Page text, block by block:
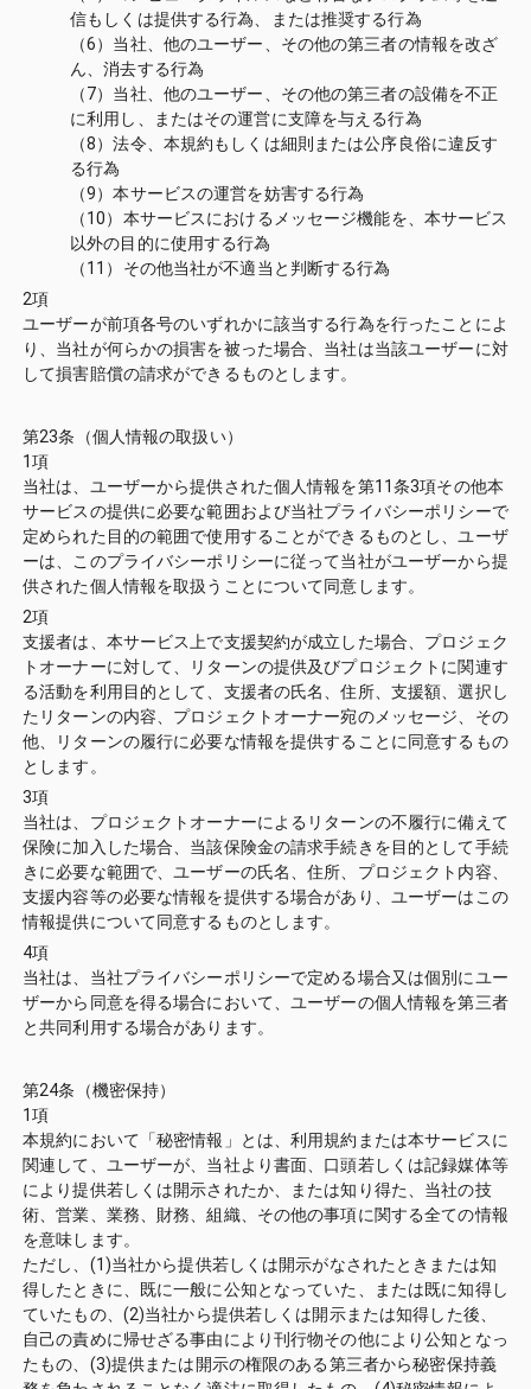
信もしくは提供する行為、または推奨する行為
（6）当社、他のユーザー、その他の第三者の情報を改ざ
ん、消去する行為
（7）当社、他のユーザー、その他の第三者の設備を不正
に利用し、またはその運営に支障を与える行為
（8）法令、本規約もしくは細則または公序良俗に違反す
る行為
（9）本サービスの運営を妨害する行為
（10）本サービスにおけるメッセージ機能を、本サービス
以外の目的に使用する行為
（11）その他当社が不適当と判断する行為
2項
ユーザーが前項各号のいずれかに該当する行為を行ったことによ
り、当社が何らかの損害を被った場合、当社は当該ユーザーに対
して損害賠償の請求ができるものとします。
第23条（個人情報の取扱い）
1項
当社は、ユーザーから提供された個人情報を第11条3項その他本
サービスの提供に必要な範囲および当社プライバシーポリシーで
定められた目的の範囲で使用することができるものとし、ユーザ
ーは、このプライバシーポリシーに従って当社がユーザーから提
供された個人情報を取扱うことについて同意します。
2項
支援者は、本サービス上で支援契約が成立した場合、プロジェク
トオーナーに対して、リターンの提供及びプロジェクトに関連す
る活動を利用目的として、支援者の氏名、住所、支援額、選択し
たリターンの内容、プロジェクトオーナー宛のメッセージ、その
他、リターンの履行に必要な情報を提供することに同意するもの
とします。
3項
当社は、プロジェクトオーナーによるリターンの不履行に備えて
保険に加入した場合、当該保険金の請求手続きを目的として手続
きに必要な範囲で、ユーザーの氏名、住所、プロジェクト内容、
支援内容等の必要な情報を提供する場合があり、ユーザーはこの
情報提供について同意するものとします。
4項
当社は、当社プライバシーポリシーで定める場合又は個別にユー
ザーから同意を得る場合において、ユーザーの個人情報を第三者
と共同利用する場合があります。
第24条（機密保持）
1項
本規約において「秘密情報」とは、利用規約または本サービスに
関連して、ユーザーが、当社より書面、口頭若しくは記録媒体等
により提供若しくは開示されたか、または知り得た、当社の技
術、営業、業務、財務、組織、その他の事項に関する全ての情報
を意味します。
ただし、(1)当社から提供若しくは開示がなされたときまたは知
得したときに、既に一般に公知となっていた、または既に知得し
ていたもの、(2)当社から提供若しくは開示または知得した後、
自己の責めに帰せざる事由により刊行物その他により公知となっ
たもの、(3)提供または開示の権限のある第三者から秘密保持義